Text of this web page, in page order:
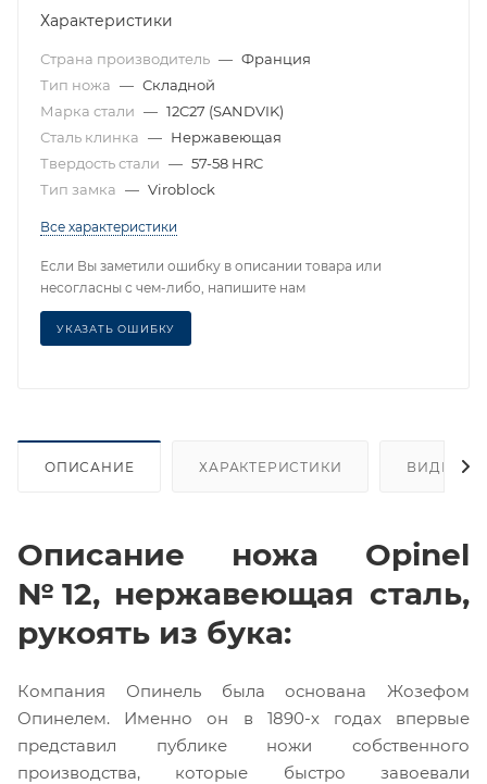
Характеристики
Страна производитель — Франция
Тип ножа — Складной
Марка стали — 12C27 (SANDVIK)
Сталь клинка — Нержавеющая
Твердость стали — 57-58 HRC
Тип замка — Viroblock
Все характеристики
Если Вы заметили ошибку в описании товара или
несогласны с чем-либо, напишите нам
УКАЗАТЬ ОШИБКУ
ОПИСАНИЕ ХАРАКТЕРИСТИКИ ВИДЕО
Описание ножа Opinel
№12, нержавеющая сталь,
рукоять из бука:
Компания Опинель была основана Жозефом
Опинелем. Именно он в 1890-х годах впервые
представил публике ножи собственного
производства, которые быстро завоевали